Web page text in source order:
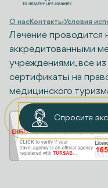
О насКонтактыУсловия
Лечение проводится
аккредитованными
учреждениями, все
сертификаты на
медицинского
Спросите